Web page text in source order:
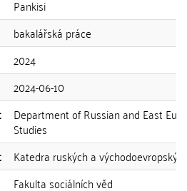
Pankisi
bakalářská práce
2024
2024-06-10
Department of Russian and East
Studies
Katedra ruských a
Fakulta sociálních věd